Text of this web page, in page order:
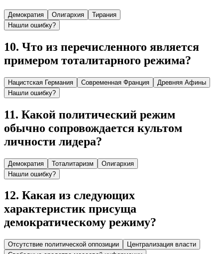
Демократия Олигархия
Тирания
Нашли ошибку?
10. Что из перечисленного является
примером тоталитарного режима?
Нацистская Германия Современная Франция
Древняя Афины
Нашли ошибку?
11. Какой политический режим
обычно сопровождается культом
личности лидера?
Демократия Тоталитаризм
Олигархия
Нашли ошибку?
12. Какая из следующих
характеристик присуща
демократическому режиму?
Отсутствие политической оппозиции
Централизация власти